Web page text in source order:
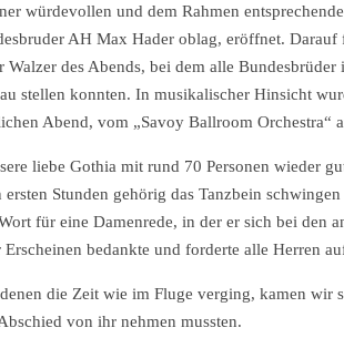
würdevollen und dem Rahmen
AH Max Hader oblag, eröffnet. Darauf
Walzer des Abends, bei dem alle
stellen konnten. In musikalischer Hinsicht
Abend, vom „Savoy Ballroom Orchestra“
liebe Gothia mit rund 70 Personen wieder
ersten Stunden gehörig das Tanzbein
für eine Damenrede, in der er sich bei den
bedankte und forderte alle Herren
die Zeit wie im Fluge verging, kamen wir
von ihr nehmen mussten.